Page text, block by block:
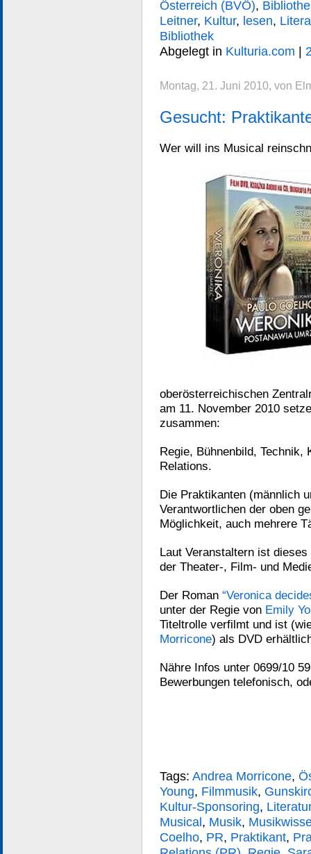
Österreich (BVÖ),
Leitner, Kultur, lesen,
Bibliothek
Abgelegt in Kulturia.com |
Montag, 21. Juni 2010, von
Gesucht:
Wer will ins Musical
oberösterreichischen
am 11. November 2010
zusammen:
Regie, Bühnenbild,
Relations.
Die Praktikanten (männlich
Verantwortlichen der oben
Möglichkeit, auch mehrere
Laut Veranstaltern ist
der Theater-, Film- und
Der Roman “Veronica
unter der Regie von Emily
Titeltrolle verfilmt und ist
Morricone) als DVD
Nähre Infos unter 0699/10
Bewerbungen telefonisch,
Tags: Andrea Morricone,
Young, Filmmusik,
Kultur-Sponsoring, Literatur
Musical, Musik,
Coelho, PR, Praktikant,